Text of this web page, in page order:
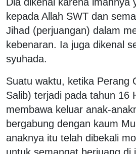
kepada Allah SWT dan
Jihad (perjuangan) dalam
kebenaran. Ia juga dikenal
syuhada.
Suatu waktu, ketika Perang
Salib) terjadi pada tahun 16
membawa keluar anak-
bergabung dengan kaum
anaknya itu telah dibekali